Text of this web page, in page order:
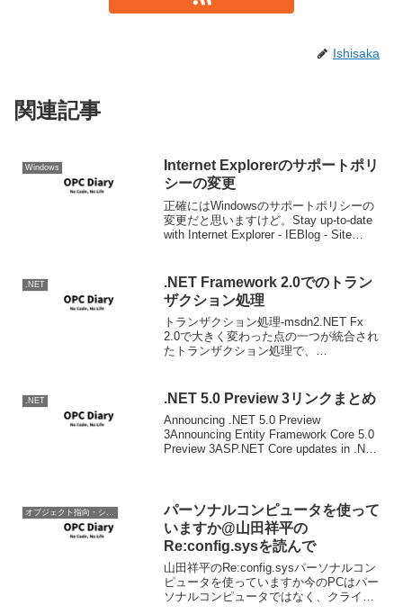
Ishisaka
関連記事
Windows
Internet Explorerのサポートポリ
シーの変更
正確にはWindowsのサポートポリシーの
変更だと思いますけど。Stay up-to-date
with Internet Explorer - IEBlog - Site
.NET
.NET Framework 2.0でのトラン
ザクション処理
トランザクション処理-msdn2.NET Fx
2.0で大きく変わった点の一つが統合され
たトランザクション処理で、
System.Transactionは将来的には...
.NET .NET 5.0 Preview 3リンクまとめ
Announcing .NET 5.0 Preview
3Announcing Entity Framework Core 5.0
Preview 3ASP.NET Core updates in .NET
パーソナルコンピュータを使って
いますか@山田祥平の
Re:config.sysを読んで
山田祥平のRe:config.sysパーソナルコン
ピュータを使っていますか今のPCはパー
ソナルコンピュータではなく、クライア